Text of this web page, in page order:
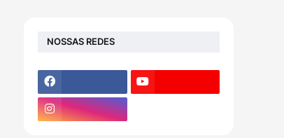
NOSSAS REDES